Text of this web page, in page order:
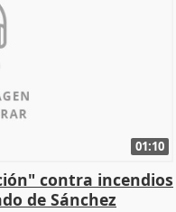
01:10
contra incendios
de Sánchez